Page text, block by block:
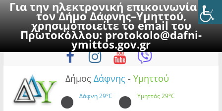
Για την ηλεκτρονική επικοινωνία με
τον Δήμο Δάφνης–Υμηττού,
χρησιμοποιείτε το email του
Πρωτοκόλλου:protokolo@dafni-
ymittos.gov.gr
to
Παρασκευή, 7 Αυγούστου 2026
Δήμος Δάφνης - Υμηττού
Δάφνη29°C Υμηττός29°C